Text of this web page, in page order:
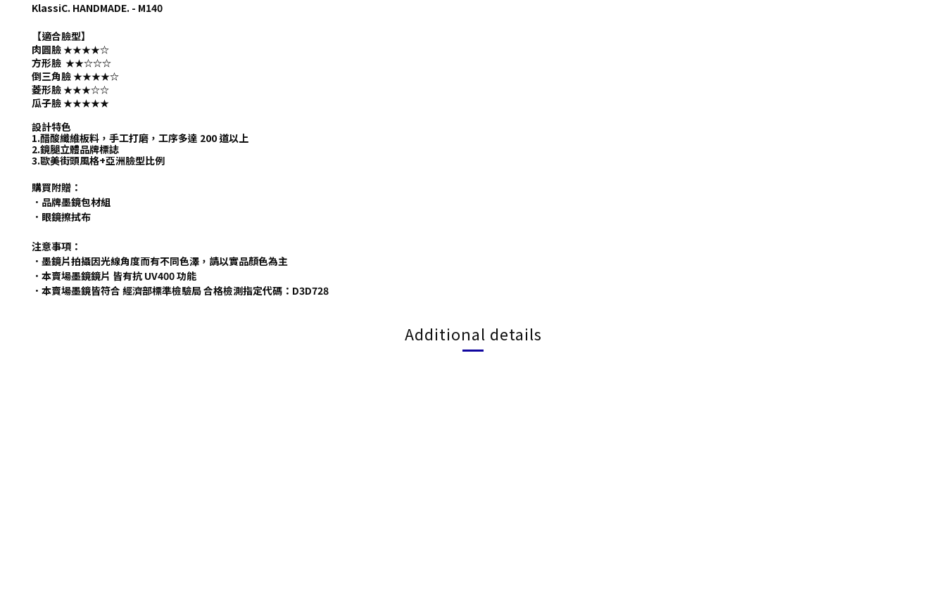
KlassiC. HANDMADE. - M140
【適合臉型】
肉圓臉★★★★☆
方形臉 ★★☆☆☆
倒三角臉★★★★☆
菱形臉★★★☆☆
瓜子臉★★★★★
設計特色
1.醋酸纖維板料，手工打磨，工序多達 200 道以上
2.鏡腿立體品牌標誌
3.歐美街頭風格+亞洲臉型比例
購買附贈：
． 品牌墨鏡包材組
．眼鏡擦拭布
注意事項：
．墨鏡片拍攝因光線角度而有不同色澤，請以實品顏色為主
．本賣場墨鏡鏡片 皆有抗 UV400 功能
．本賣場墨鏡皆符合 經濟部標準檢驗局 合格檢測指定代碼：D3D728
Additional details